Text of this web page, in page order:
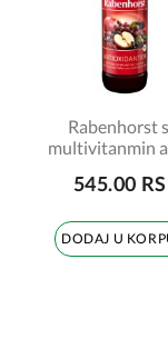
Rabenhorst
multivitanmin
545.00
DODAJ U